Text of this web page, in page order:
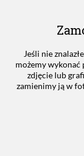
Jeśli nie
możemy wykonać
zdjęcie lub
zamienimy ją w